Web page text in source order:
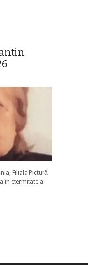
Filiala Pictură
în etermitate a